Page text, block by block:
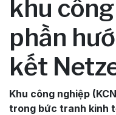
khu
phần
kết
Khu công nghiệp
trong bức tranh kinh